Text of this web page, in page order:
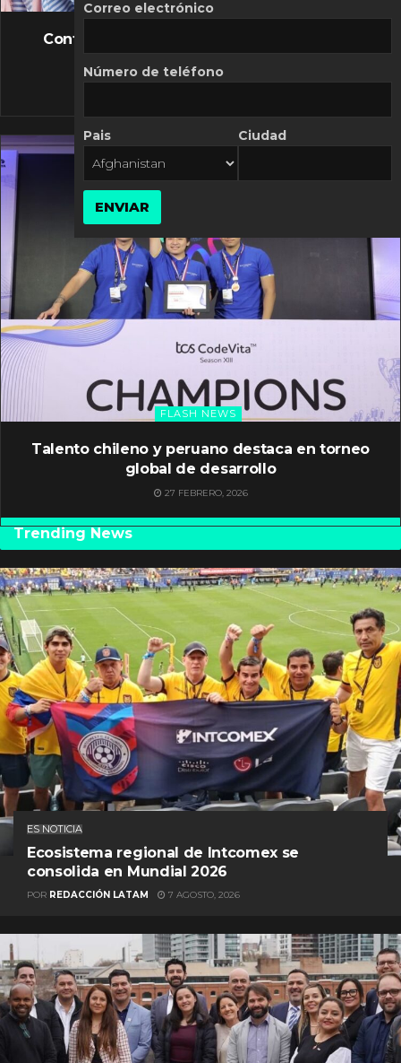
FLASH NEWS
Controversia de Mercado Libre por costos
10 MARZO, 2026
FLASH NEWS
Talento chileno y peruano destaca en torneo
global de desarrollo
27 FEBRERO, 2026
Trending News
ES NOTICIA
Ecosistema regional de Intcomex se
consolida en Mundial 2026
POR REDACCIÓN LATAM 7 AGOSTO, 2026
Correo electrónico
Número de teléfono
Pais Ciudad
ENVIAR